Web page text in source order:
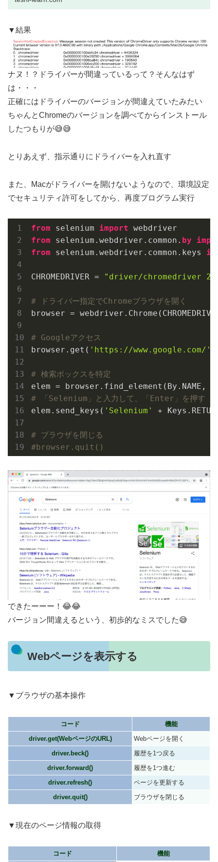
▼結果
ナヌ！？ドライバーが間違っているって？そんなはず
は・・・
正確にはドライバーのバージョンが間違えていたみたい
ちゃんとChromeのバージョンを調べてからインストール
したつもりが😅😅
とりあえず、指示通りにドライバーを入れ直す
また、Macがドライバーを開けないようなので、環境設定
でセキュリティ許可をしてから、再度プログラム実行
from selenium import
from selenium.webdriver.common. by
from selenium.webdriver.common.keys
CHROMEDRIVER = "driver/chromedriver 2"
# ドライバー指定でChromeブラウザを開く
browser =
# Googleアクセス
browser.get( 'https://www.google.com/'
# 検索ボックスを特定
elem = browser.find_element(By.NAME,
# 「Selenium」と入力して、「Enter」を押す
elem.send_keys( 'Selenium' +
# ブラウザを閉じる
#browser.quit()
できたーーー！😂😂
バージョン間違えるという、初歩的なミスでした😅
Webページを表示する
▼ブラウザの基本操作
コード
機能
driver.get(WebページのURL)
Webページを開く
driver.beck()
履歴を1つ戻る
driver.forward()
履歴を1つ進む
driver.refresh()
ページを更新する
driver.quit()
ブラウザを閉じる
▼現在のページ情報の取得
コード
機能